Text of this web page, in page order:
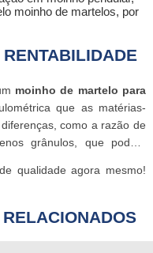
moinho de martelos, por
moinho de martelo para
que as matérias-
como a razão de
grânulos, que podem
qualidade agora mesmo!